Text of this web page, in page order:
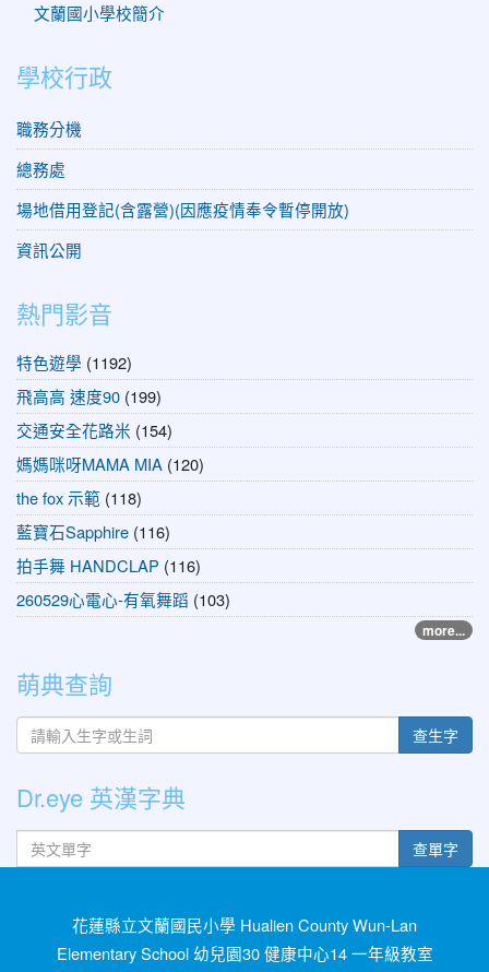
文蘭國小學校簡介
學校行政
職務分機
總務處
場地借用登記(含露營)(因應疫情奉令暫停開放)
資訊公開
熱門影音
特色遊學 (1192)
飛高高 速度90 (199)
交通安全花路米 (154)
媽媽咪呀MAMA MIA (120)
the fox 示範 (118)
藍寶石Sapphire (116)
拍手舞 HANDCLAP (116)
260529心電心-有氧舞蹈 (103)
more...
萌典查詢
查生字
Dr.eye 英漢字典
英文單字 查單字
花蓮縣立文蘭國民小學 Hualien County Wun-Lan
Elementary School 幼兒園30 健康中心14 一年級教室